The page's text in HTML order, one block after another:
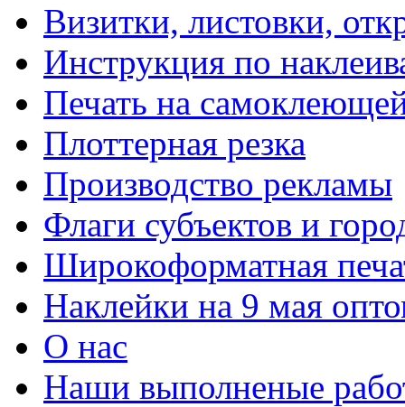
Визитки, листовки,
Инструкция по
Печать на
Плоттерная резка
Производство рекламы
Флаги субъектов и
Широкоформатная
Наклейки на 9 мая
О нас
Наши выполненые